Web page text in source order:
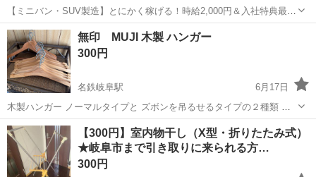
【ミニバン・SUV製造】とにかく稼げる！時給2,000円＆入社特典最大
20万円支給！／寮費無料＆生活備品付き／土日休み／未経験OK＆研修
あり◎ ミニバン・SUV製造 トヨタ車体各工場でのミニバン・SUV新
車製造に関わる諸作...
愛知 刈谷市 知立駅 その他
無印 MUJI 木製 ハンガー
300円
名鉄岐阜駅
6月17日
木製ハンガー ノーマルタイプと ズボンを吊るせるタイプの２種類 無
印で使っていた物を 無印のイベントで一本100円で購入したもので
す。 しっかりとしています。
岐阜 岐阜市 名鉄岐阜駅 洗濯用品
​【300円】室内物干し（X型・折りたたみ式）
★岐阜市まで引き取りに来られる方…
300円